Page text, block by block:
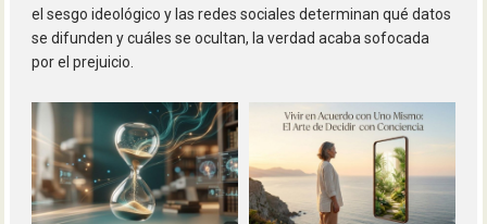
el sesgo ideológico y las redes sociales determinan qué datos
se difunden y cuáles se ocultan, la verdad acaba sofocada
por el prejuicio.